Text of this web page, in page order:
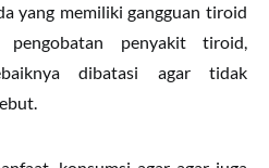
yang memiliki gangguan tiroid
pengobatan penyakit tiroid,
dibatasi agar tidak